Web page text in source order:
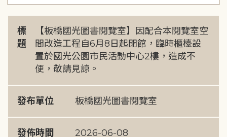
標
題
【板橋國光圖書閱覽室】因配合本閱覽室空
間改造工程自6月8日起閉館，臨時櫃檯設
置於國光公園市民活動中心2樓，造成不
便，敬請見諒。
發布單位 板橋國光圖書閱覽室
發佈時間 2026-06-08